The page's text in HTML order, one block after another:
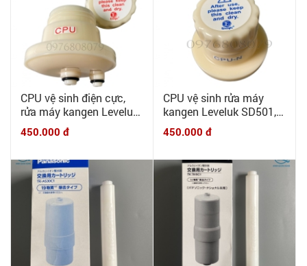
Lõi lọc nước Panasonic
6000L.TK AS30C1 ❤️
CHÍNH HÃNG❤️ Lõi lọc
thay thế cho máy lọc
Panasonic TK-AS30, TK-
AS31, TK7208,7408,
8032...
1.400.000 đ
Lõi lọc Panasonic P-
41MJR 12000L ❤️CHÍNH
HÃNG❤️ dùng cho các
máy PJ-A30, PJ-A31, PJ-
A33, PJ-A40MRA, PJ-
A50, PJ-A51, PJ-A53.
1.400.000 đ
CPU vệ sinh điện cực,
rửa máy kangen Leveluk
DX, Jr, DXII, SD501 đời
cũ ( TRƯỚC NĂM 2010)
CPU (lõi HG)
450.000 đ
CPU vệ sinh rửa máy
2010) CPU-N (lõi HGN)
450.000 đ